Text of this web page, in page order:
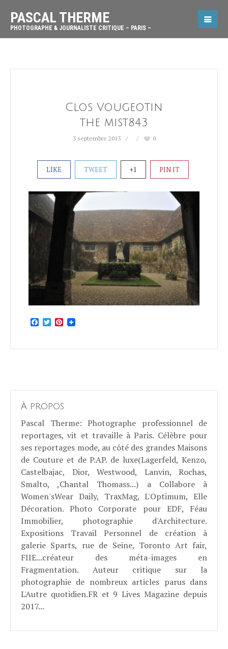
PASCAL THERME
PHOTOGRAPHE & JOURNALISTE CRITIQUE – PARIS –
Clos Vougeotin
the mist843
3 septembre 2015 0
LIKE TWEET +1 PIN IT
Facebook
TwitterPinterest
À propos
Pascal Therme: Photographe professionnel de
reportages, vit et travaille à Paris. Célèbre pour
ses reportages mode, au côté des grandes Maisons
de Couture et de P.AP. de luxe(Lagerfeld, Kenzo,
Castelbajac, Dior, Westwood, Lanvin, Rochas,
Smalto, ,Chantal Thomass...) a Collabore à
Women'sWear Daily, TraxMag, L'Optimum, Elle
Décoration. Photo Corporate pour EDF, Féau
Immobilier, photographie d'Architecture.
Expositions Travail Personnel de création à
galerie Sparts, rue de Seine, Toronto Art fair,
FIIE...créateur des méta-images en
Fragmentation. Auteur critique sur la
photographie de nombreux articles parus dans
L'Autre quotidien.FR et 9 Lives Magazine depuis
2017...